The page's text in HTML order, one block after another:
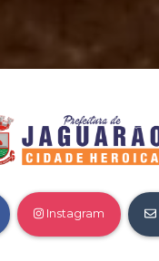
Instagram